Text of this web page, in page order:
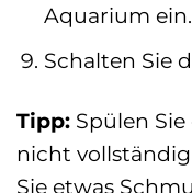
Aquarium ein.
Schalten Sie
Tipp: Spülen
nicht
Sie etwas